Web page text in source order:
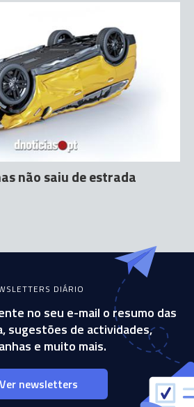
não saiu de estrada
DIÁRIO
no seu e-mail o resumo das
sugestões de actividades,
e muito mais.
Ver newsletters